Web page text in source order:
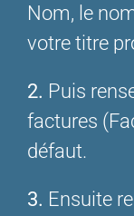
Nom, le
votre titre
2. Puis
factures
défaut.
3. Ensuite